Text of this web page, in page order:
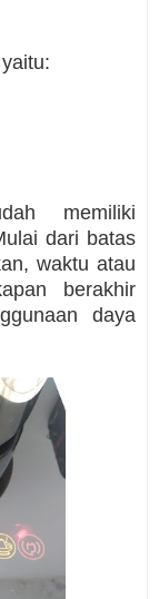
memiliki
dari batas
waktu atau
berakhir
daya